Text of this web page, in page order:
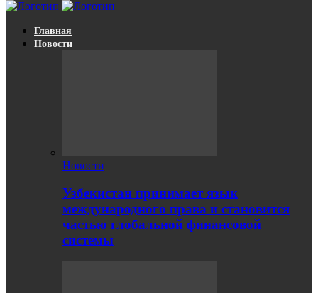
Главная
Новости
Новости
Узбекистан принимает язык
международного права и становится
частью глобальной финансовой
системы